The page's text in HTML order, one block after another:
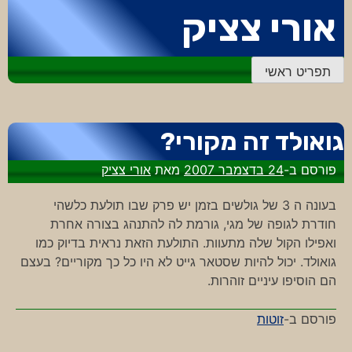
לתוכן
אורי צציק
תפריט ראשי
גואולד זה מקורי?
פורסם ב-24 בדצמבר 2007 מאתאורי צציק
בעונה ה 3 של גולשים בזמן יש פרק שבו תולעת כלשהי
חודרת לגופה של מגי, גורמת לה להתנהג בצורה אחרת
ואפילו הקול שלה מתעוות. התולעת הזאת נראית בדיוק כמו
גואולד. יכול להיות שסטאר גייט לא היו כל כך מקוריים? בעצם
הם הוסיפו עיניים זוהרות.
פורסם ב-זוטות